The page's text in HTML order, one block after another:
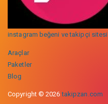
instagram beğeni ve takipçi sitesi
Araçlar
Paketler
Blog
Copyright © 2026takipzan.com